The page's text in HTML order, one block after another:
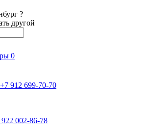
?
другой
0
912 699-70-70
002-86-78